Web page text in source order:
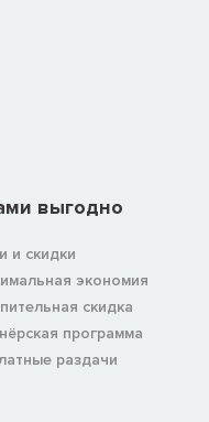
выгодно
и скидки
экономия
скидка
программа
раздачи